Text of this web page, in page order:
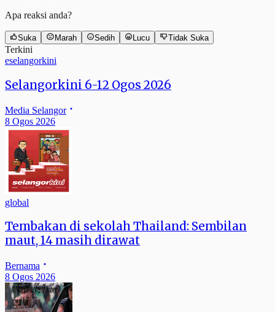
Apa reaksi anda?
Suka Marah Sedih Lucu Tidak Suka
Terkini
eselangorkini
Selangorkini 6-12 Ogos 2026
Media Selangor
8 Ogos 2026
global
Tembakan di sekolah Thailand: Sembilan
maut, 14 masih dirawat
Bernama
8 Ogos 2026